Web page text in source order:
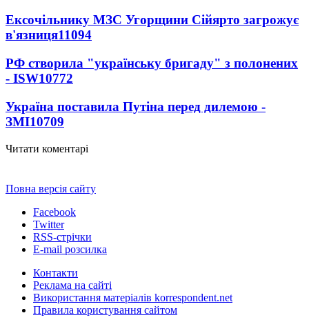
Ексочільнику МЗС Угорщини Сійярто загрожує
в'язниця11094
РФ створила "українську бригаду" з полонених
- ISW10772
Україна поставила Путіна перед дилемою -
ЗМІ10709
Читати коментарі
Повна версія сайту
Facebook
Twitter
RSS-стрічки
E-mail розсилка
Контакти
Реклама на сайті
Використання матеріалів korrespondent.net
Правила користування сайтом